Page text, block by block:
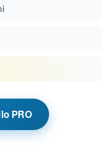
a
PRO